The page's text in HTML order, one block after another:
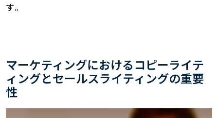
す。
マーケティングにおけるコピーライテ
ィングとセールスライティングの重要
性